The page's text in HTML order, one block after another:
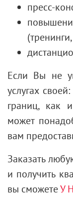
пресс-
Если Вы не
услугах
границ, как
может
вам
Заказать
и получить
вы сможетеУ